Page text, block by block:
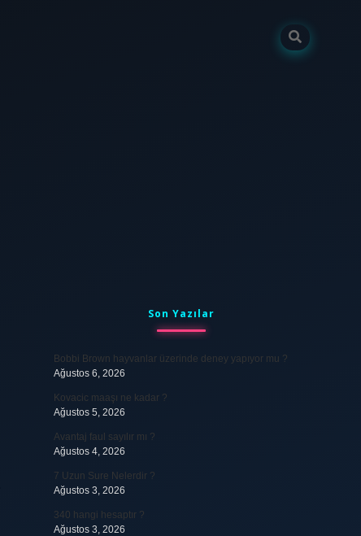
SidebarSon Yazılar
Bobbi Brown hayvanlar üzerinde deney yapıyor mu ?
Ağustos 6, 2026
Kovacic maaşı ne kadar ?
Ağustos 5, 2026
Avantaj faul sayılır mı ?
Ağustos 4, 2026
7 Uzun Sure Nelerdir ?
Ağustos 3, 2026
340 hangi hesaptır ?
Ağustos 3, 2026